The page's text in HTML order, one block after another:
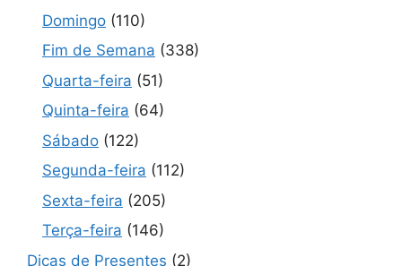
Domingo (110)
Fim de Semana (338)
Quarta-feira (51)
Quinta-feira (64)
Sábado (122)
Segunda-feira (112)
Sexta-feira (205)
Terça-feira (146)
Dicas de Presentes (2)